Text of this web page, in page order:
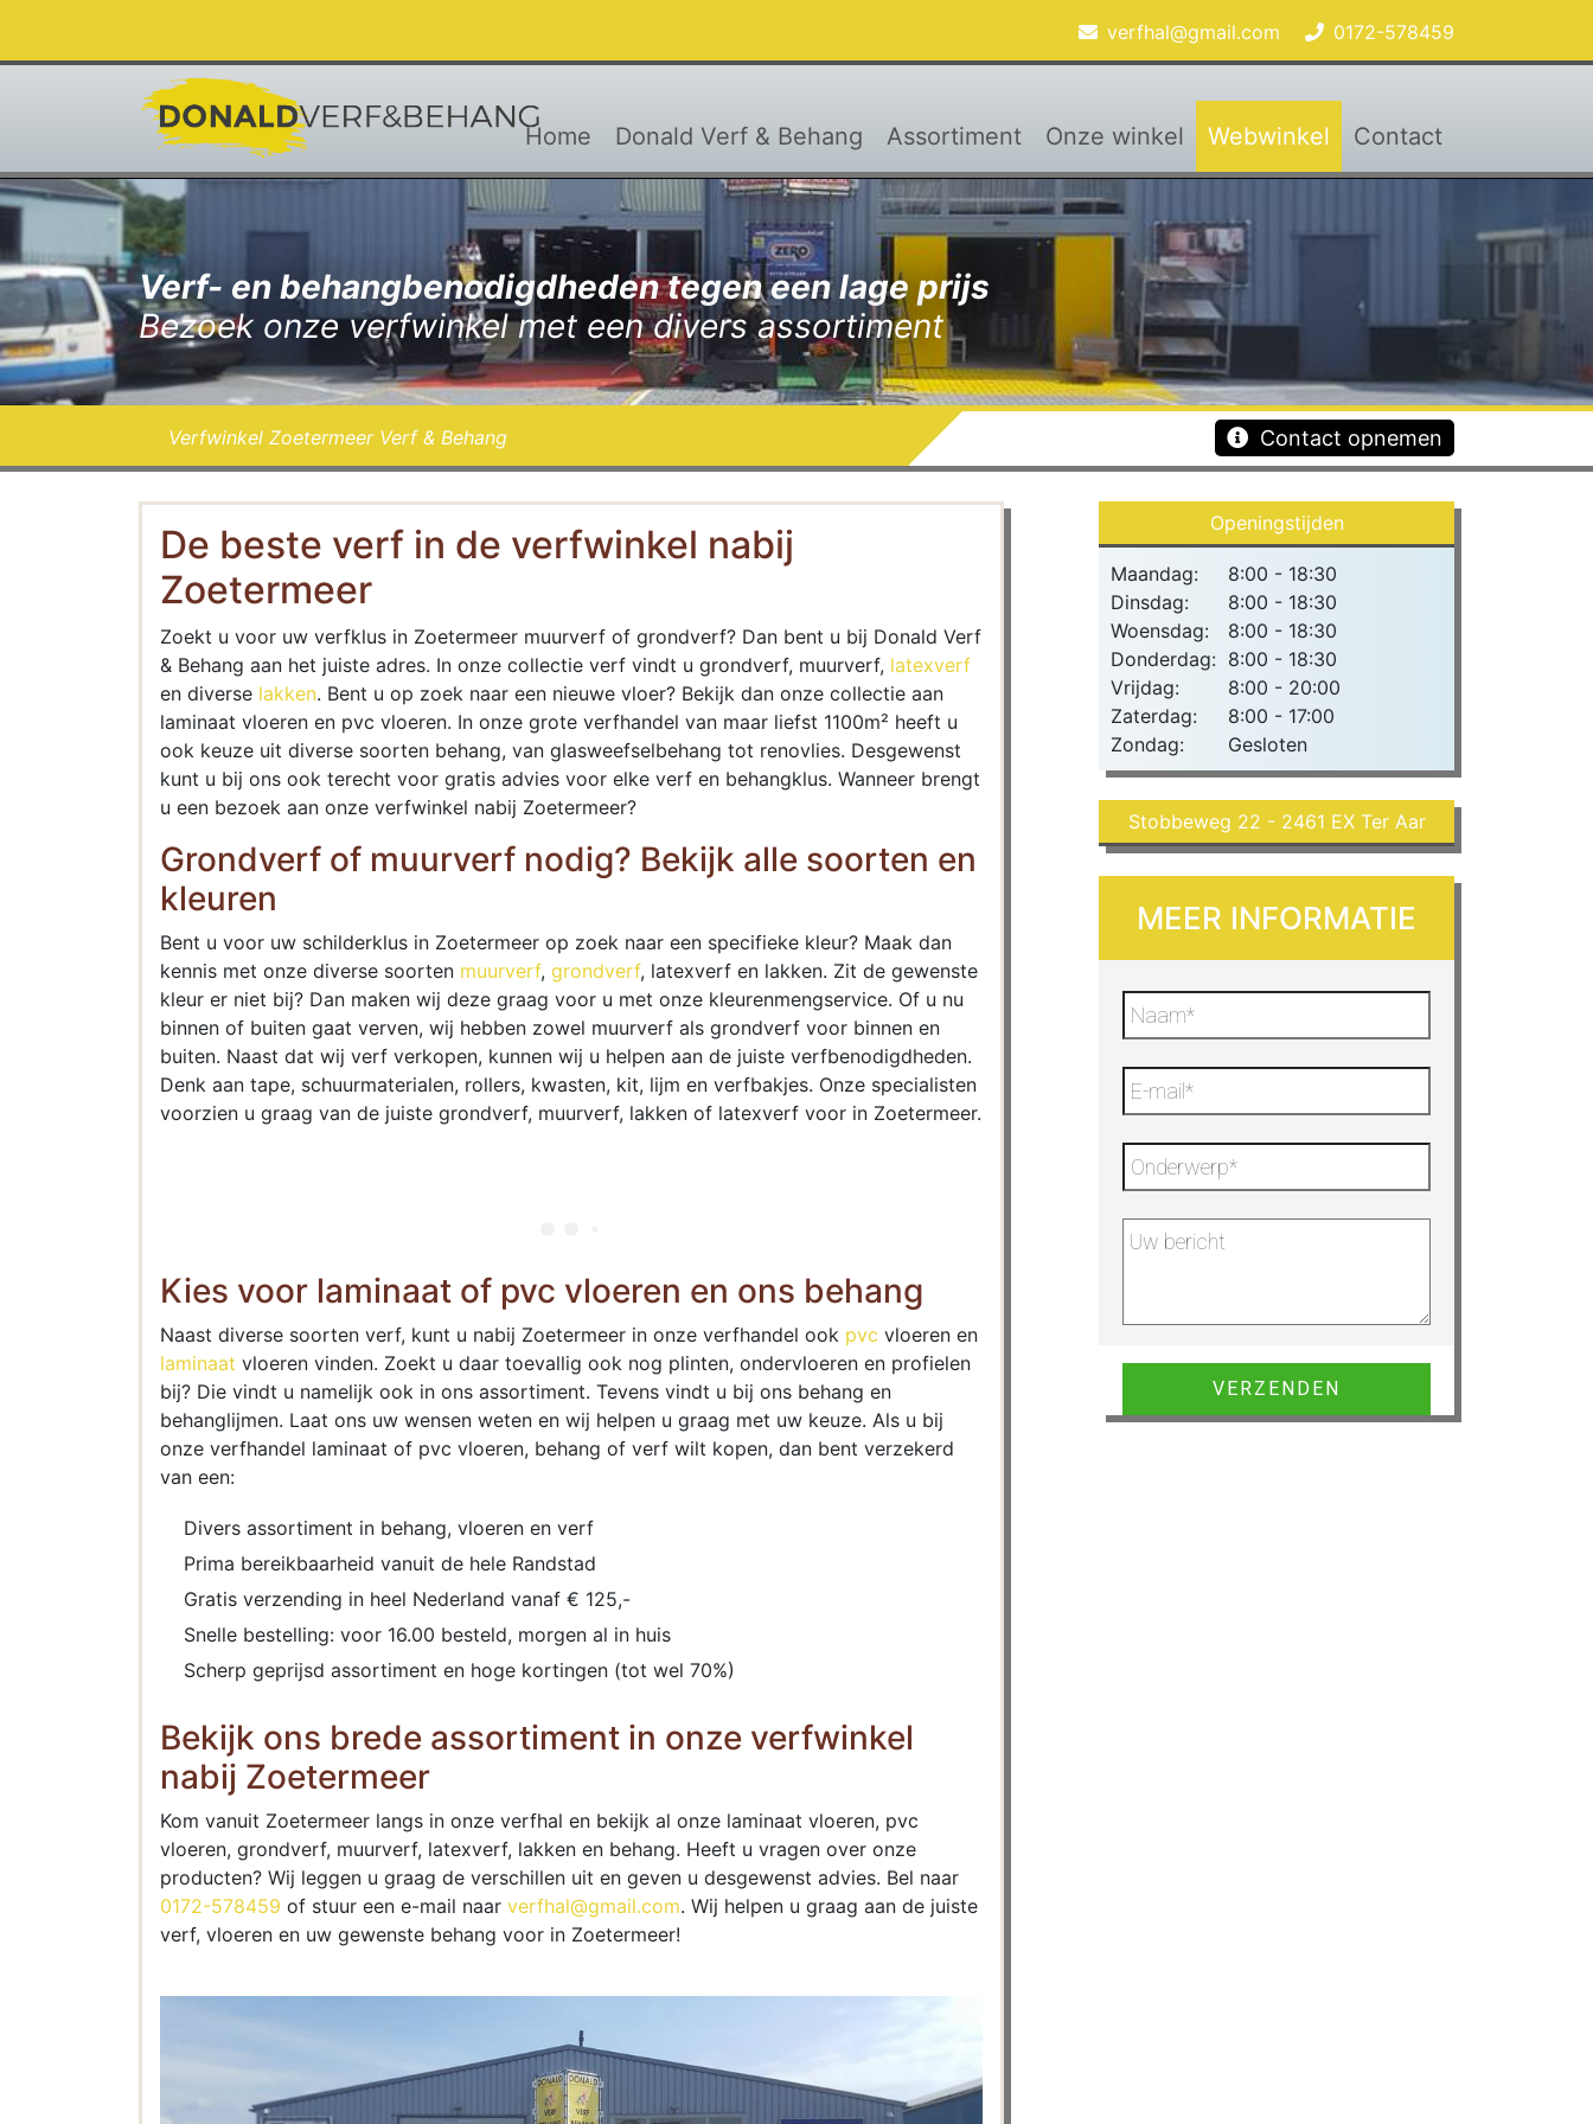
verfhal@gmail.com 0172-578459
Home Donald Verf & Behang Assortiment Onze winkel Webwinkel Contact
Verf- en behangbenodigdheden tegen een lage prijs
Bezoek onze verfwinkel met een divers assortiment
Verfwinkel Zoetermeer Verf & Behang Contact opnemen
De beste verf in de verfwinkel nabij
Zoetermeer
Zoekt u voor uw verfklus in Zoetermeer muurverf of grondverf? Dan bent u bij Donald Verf
& Behang aan het juiste adres. In onze collectie verf vindt u grondverf, muurverf, latexverf
en diverse lakken. Bent u op zoek naar een nieuwe vloer? Bekijk dan onze collectie aan
laminaat vloeren en pvc vloeren. In onze grote verfhandel van maar liefst 1100m² heeft u
ook keuze uit diverse soorten behang, van glasweefselbehang tot renovlies. Desgewenst
kunt u bij ons ook terecht voor gratis advies voor elke verf en behangklus. Wanneer brengt
u een bezoek aan onze verfwinkel nabij Zoetermeer?
Grondverf of muurverf nodig? Bekijk alle soorten en
kleuren
Bent u voor uw schilderklus in Zoetermeer op zoek naar een specifieke kleur? Maak dan
kennis met onze diverse soorten muurverf, grondverf, latexverf en lakken. Zit de gewenste
kleur er niet bij? Dan maken wij deze graag voor u met onze kleurenmengservice. Of u nu
binnen of buiten gaat verven, wij hebben zowel muurverf als grondverf voor binnen en
buiten. Naast dat wij verf verkopen, kunnen wij u helpen aan de juiste verfbenodigdheden.
Denk aan tape, schuurmaterialen, rollers, kwasten, kit, lijm en verfbakjes. Onze specialisten
voorzien u graag van de juiste grondverf, muurverf, lakken of latexverf voor in Zoetermeer.
Kies voor laminaat of pvc vloeren en ons behang
Naast diverse soorten verf, kunt u nabij Zoetermeer in onze verfhandel ook pvc vloeren en
laminaat vloeren vinden. Zoekt u daar toevallig ook nog plinten, ondervloeren en profielen
bij? Die vindt u namelijk ook in ons assortiment. Tevens vindt u bij ons behang en
behanglijmen. Laat ons uw wensen weten en wij helpen u graag met uw keuze. Als u bij
onze verfhandel laminaat of pvc vloeren, behang of verf wilt kopen, dan bent verzekerd
van een:
Divers assortiment in behang, vloeren en verf
Prima bereikbaarheid vanuit de hele Randstad
Gratis verzending in heel Nederland vanaf € 125,-
Snelle bestelling: voor 16.00 besteld, morgen al in huis
Scherp geprijsd assortiment en hoge kortingen (tot wel 70%)
Bekijk ons brede assortiment in onze verfwinkel
nabij Zoetermeer
Kom vanuit Zoetermeer langs in onze verfhal en bekijk al onze laminaat vloeren, pvc
vloeren, grondverf, muurverf, latexverf, lakken en behang. Heeft u vragen over onze
producten? Wij leggen u graag de verschillen uit en geven u desgewenst advies. Bel naar
0172-578459 of stuur een e-mail naar verfhal@gmail.com. Wij helpen u graag aan de juiste
verf, vloeren en uw gewenste behang voor in Zoetermeer!
Openingstijden
Maandag:
8:00 - 18:30
Dinsdag:
8:00 - 18:30
Woensdag:
8:00 - 18:30
Donderdag: 8:00 - 18:30
Vrijdag:
8:00 - 20:00
Zaterdag:
8:00 - 17:00
Zondag:
Gesloten
Stobbeweg 22 - 2461 EX Ter Aar
MEER INFORMATIE
Gelieve dit veld leeg te laten.